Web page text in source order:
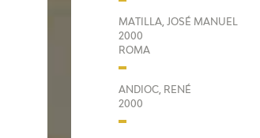
MATILLA, JOSÉ MANUEL
2000
ROMA
ANDIOC, RENÉ
2000